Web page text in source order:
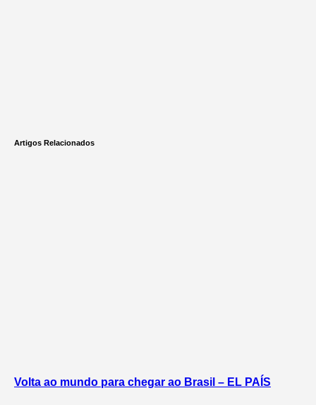
Artigos Relacionados
Volta ao mundo para chegar ao Brasil – EL PAÍS